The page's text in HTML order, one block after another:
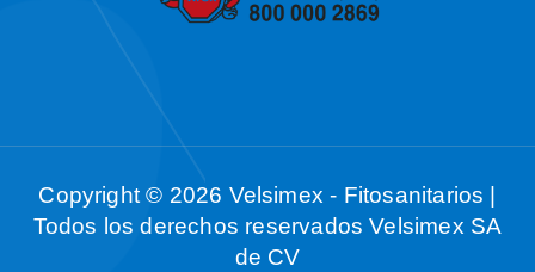
Copyright © 2026 Velsimex - Fitosanitarios |
Todos los derechos reservados Velsimex SA
de CV